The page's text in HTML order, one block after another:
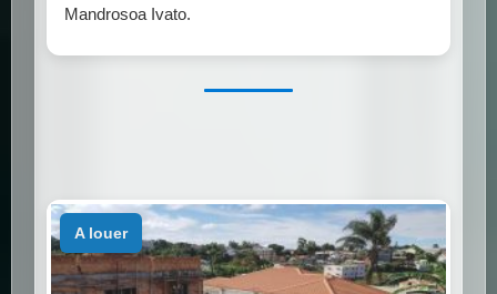
Mandrosoa Ivato.
a louer